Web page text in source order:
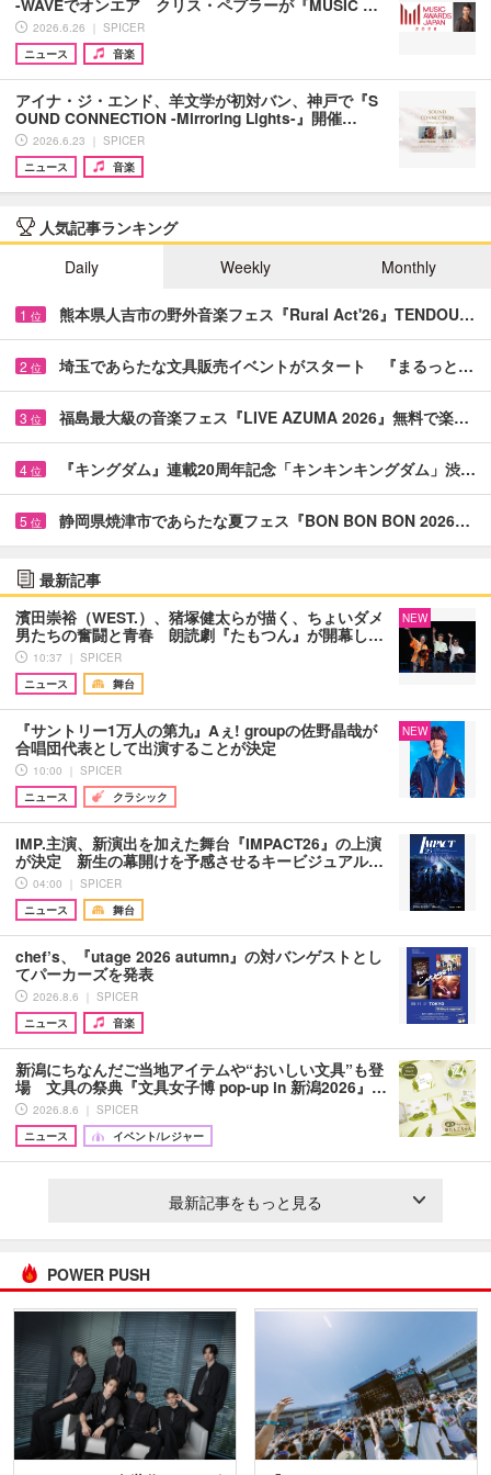
2026.6.26 ｜ SPICER
ニュース
音楽
アイナ・ジ・エンド、羊文学が初対バン、神戸で『S
OUND CONNECTION -Mirroring Lights-』開催…
2026.6.23 ｜ SPICER
ニュース
音楽
人気記事ランキング
Daily
Weekly Monthly
1 位 熊本県人吉市の野外音楽フェス『Rural Act'26』TENDOU…
2 位 埼玉であらたな文具販売イベントがスタート 『まるっと…
3 位 福島最大級の音楽フェス『LIVE AZUMA 2026』無料で楽…
4 位 『キングダム』連載20周年記念「キンキンキングダム」渋…
5 位 静岡県焼津市であらたな夏フェス『BON BON BON 2026…
最新記事
濱田崇裕（WEST.）、猪塚健太らが描く、ちょいダメ
男たちの奮闘と青春 朗読劇『たもつん』が開幕し…
10:37 ｜ SPICER
ニュース
舞台
NEW
『サントリー1万人の第九』Aぇ! groupの佐野晶哉が
合唱団代表として出演することが決定
10:00 ｜ SPICER
ニュース
クラシック
NEW
IMP.主演、新演出を加えた舞台『IMPACT26』の上演
が決定 新生の幕開けを予感させるキービジュアル…
04:00 ｜ SPICER
ニュース
舞台
chef’s、『utage 2026 autumn』の対バンゲストとし
てパーカーズを発表
2026.8.6 ｜ SPICER
ニュース
音楽
新潟にちなんだご当地アイテムや“おいしい文具”も登
場 文具の祭典『文具女子博 pop-up in 新潟2026』…
2026.8.6 ｜ SPICER
ニュース
イベント/レジャー
最新記事をもっと見る
POWER PUSH